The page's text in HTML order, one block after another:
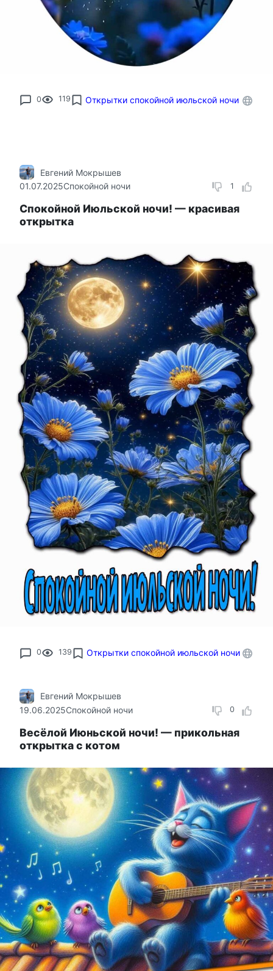
0 119 Открытки спокойной июльской ночи
1
Евгений Мокрышев
01.07.2025Спокойной ночи
Спокойной Июльской ночи! — красивая
открытка
0 139 Открытки спокойной июльской ночи
0
Евгений Мокрышев
19.06.2025Спокойной ночи
Весёлой Июньской ночи! — прикольная
открытка с котом